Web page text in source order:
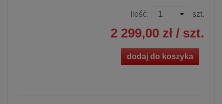
Ilość: szt.
2 299,00 zł / szt.
dodaj do koszyka